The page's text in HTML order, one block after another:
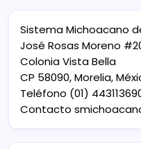
Sistema Michoacano
José Rosas Moreno
Colonia Vista Bella
CP 58090, Morelia,
Teléfono (01)
Contacto